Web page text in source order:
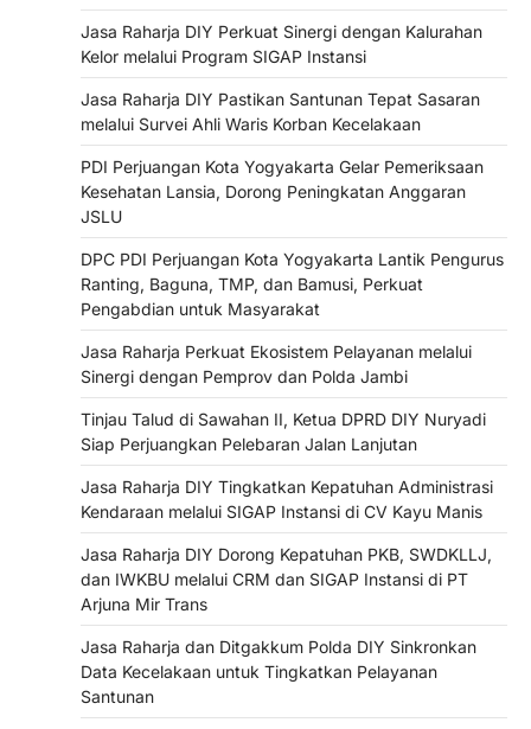
Jasa Raharja DIY Perkuat Sinergi dengan Kalurahan
Kelor melalui Program SIGAP Instansi
Jasa Raharja DIY Pastikan Santunan Tepat Sasaran
melalui Survei Ahli Waris Korban Kecelakaan
PDI Perjuangan Kota Yogyakarta Gelar Pemeriksaan
Kesehatan Lansia, Dorong Peningkatan Anggaran
JSLU
DPC PDI Perjuangan Kota Yogyakarta Lantik Pengurus
Ranting, Baguna, TMP, dan Bamusi, Perkuat
Pengabdian untuk Masyarakat
Jasa Raharja Perkuat Ekosistem Pelayanan melalui
Sinergi dengan Pemprov dan Polda Jambi
Tinjau Talud di Sawahan II, Ketua DPRD DIY Nuryadi
Siap Perjuangkan Pelebaran Jalan Lanjutan
Jasa Raharja DIY Tingkatkan Kepatuhan Administrasi
Kendaraan melalui SIGAP Instansi di CV Kayu Manis
Jasa Raharja DIY Dorong Kepatuhan PKB, SWDKLLJ,
dan IWKBU melalui CRM dan SIGAP Instansi di PT
Arjuna Mir Trans
Jasa Raharja dan Ditgakkum Polda DIY Sinkronkan
Data Kecelakaan untuk Tingkatkan Pelayanan
Santunan